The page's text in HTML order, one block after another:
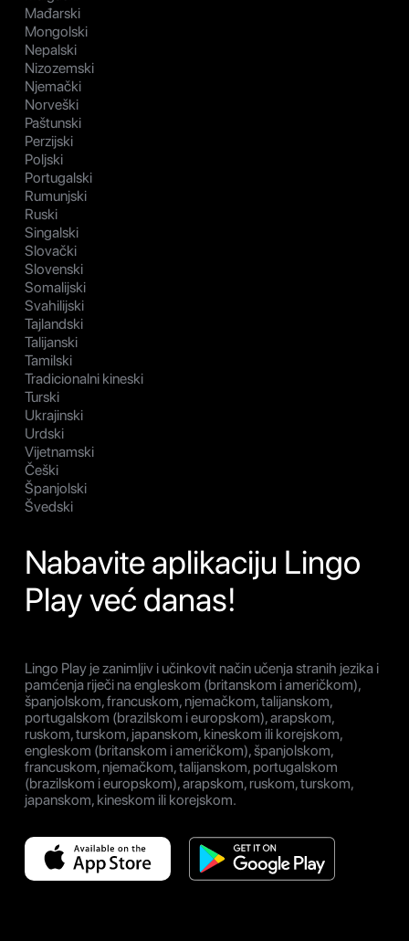
Mađarski
Mongolski
Nepalski
Nizozemski
Njemački
Norveški
Paštunski
Perzijski
Poljski
Portugalski
Rumunjski
Ruski
Singalski
Slovački
Slovenski
Somalijski
Svahilijski
Tajlandski
Talijanski
Tamilski
Tradicionalni kineski
Turski
Ukrajinski
Urdski
Vijetnamski
Češki
Španjolski
Švedski
Nabavite aplikaciju Lingo
Play već danas!
Lingo Play je zanimljiv i učinkovit način učenja stranih jezika i
pamćenja riječi na engleskom (britanskom i američkom),
španjolskom, francuskom, njemačkom, talijanskom,
portugalskom (brazilskom i europskom), arapskom,
ruskom, turskom, japanskom, kineskom ili korejskom,
engleskom (britanskom i američkom), španjolskom,
francuskom, njemačkom, talijanskom, portugalskom
(brazilskom i europskom), arapskom, ruskom, turskom,
japanskom, kineskom ili korejskom.